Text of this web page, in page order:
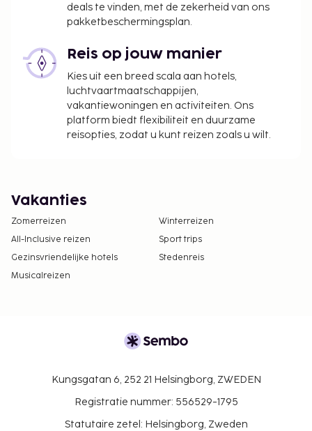
deals te vinden, met de zekerheid van ons
pakketbeschermingsplan.
Reis op jouw manier
Kies uit een breed scala aan hotels,
luchtvaartmaatschappijen,
vakantiewoningen en activiteiten. Ons
platform biedt flexibiliteit en duurzame
reisopties, zodat u kunt reizen zoals u wilt.
Vakanties
Zomerreizen
Winterreizen
All-Inclusive reizen
Sport trips
Gezinsvriendelijke hotels
Stedenreis
Musicalreizen
Kungsgatan 6, 252 21 Helsingborg, ZWEDEN
Registratie nummer: 556529-1795
Statutaire zetel: Helsingborg, Zweden